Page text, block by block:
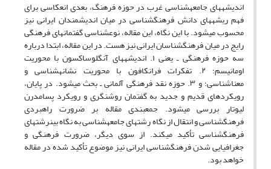
اندیشههای جامعهشناسی غرب در حوزه فرهنگ، بعدی انعکاسی برای
فهم ریشههای دانش فرهنگشناسی در میان اندیشمندان ایرانی نیز
محسوب میشود. با این نگاه، این مقاله، نوعشناسی گفتمانهای فرهنگی
رایج در میان فرهنگشناسان ایرانی نیز هست. در این مقاله، ابتدا درباره
سه حوزه فرهنگی ـ یعنی ۱. اندیشههای آنگلوساکسون با محوریت
اومانیسم؛ ۲. تفکرات فرانکافون با محوریت نشانهشناسی و
معناشناسی؛ و ۳. حوزه نقد فرهنگی آلمانی ـ بحث میشود. در پایان،
رویکردهای قدیم و جدید به گفتمان روشنگری و رویکرد پسامدرن
لیوتار بررسی میشود. جمعبندی مقاله بر ضرورت راهبردی
فرهنگشناسی و انتقال از نگاه رشتهای جامعهشناسی به نگاه بینرشتهای
فرهنگشناسی تأکید میکند. از سوی دیگر، ضرورت فرهنگی و
جغرافیایی شدن فرهنگشناسی ایرانی نیز موضوع تأکید شده در مقاله
خواهد بود.